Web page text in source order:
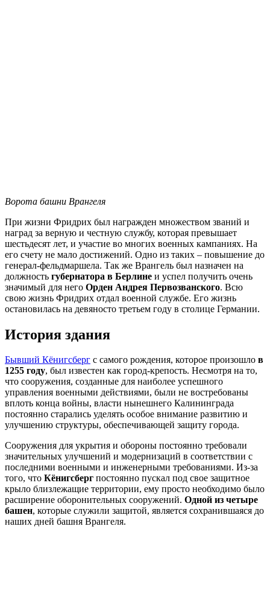
Ворота башни Врангеля
При жизни Фридрих был награжден множеством званий и
наград за верную и честную службу, которая превышает
шестьдесят лет, и участие во многих военных кампаниях. На
его счету не мало достижений. Одно из таких – повышение до
генерал-фельдмаршела. Так же Врангель был назначен на
должность губернатора в Берлине и успел получить очень
значимый для него Орден Андрея Первозванского. Всю
свою жизнь Фридрих отдал военной службе. Его жизнь
остановилась на девяносто третьем году в столице Германии.
История здания
Бывший Кёнигсберг с самого рождения, которое произошло в
1255 году, был известен как город-крепость. Несмотря на то,
что сооружения, созданные для наиболее успешного
управления военными действиями, были не востребованы
вплоть конца войны, власти нынешнего Калининграда
постоянно старались уделять особое внимание развитию и
улучшению структуры, обеспечивающей защиту города.
Сооружения для укрытия и обороны постоянно требовали
значительных улучшений и модернизаций в соответствии с
последними военными и инженерными требованиями. Из-за
того, что Кёнигсберг постоянно пускал под свое защитное
крыло близлежащие территории, ему просто необходимо было
расширение оборонительных сооружений. Одной из четыре
башен, которые служили защитой, является сохранившаяся до
наших дней башня Врангеля.